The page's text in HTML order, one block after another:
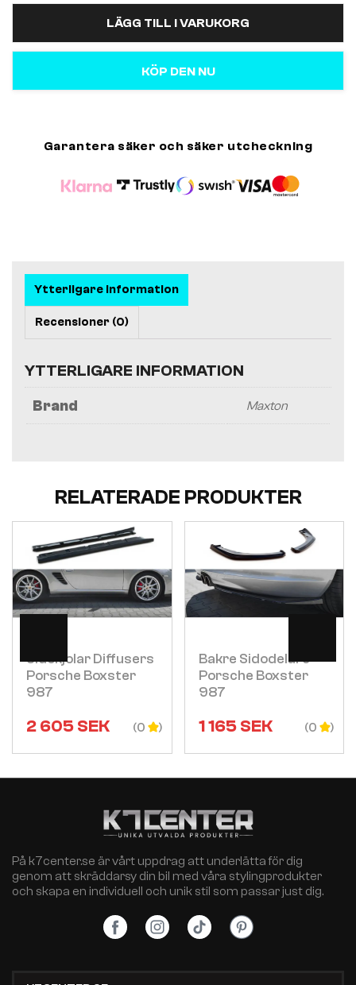
LÄGG TILL I VARUKORG
KÖP DEN NU
Garantera säker och säker utcheckning
Ytterligare information
Recensioner (0)
YTTERLIGARE INFORMATION
Brand Maxton
RELATERADE PRODUKTER
Sidokjolar Diffusers
Porsche Boxster
987
2 605SEK (0
Visa
Bakre Sidodelare
Porsche Boxster
987
1 165SEK (0
Visa
På k7center.se är vårt uppdrag att underlätta för dig
genom att skräddarsy din bil med våra stylingprodukter
och skapa en individuell och unik stil som passar just dig.